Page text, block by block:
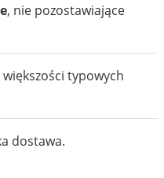
, nie pozostawiające
typowych
dostawa.